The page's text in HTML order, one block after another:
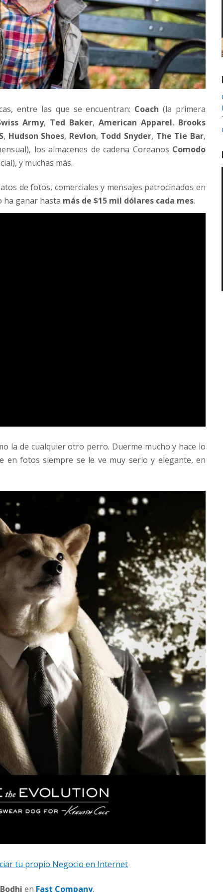
entre las que se encuentran: Coach (la primera
Army, Ted Baker, American Apparel, Brooks
, Hudson Shoes, Revlon, Todd Snyder, The Tie Bar,
los almacenes de cadena Coreanos Comodo
y muchas más.
de fotos, comerciales y mensajes patrocinados en
ha ganar hasta más de $15 mil dólares cada mes.
la de cualquier otro perro. Duerme mucho y hace lo
en fotos siempre se le ve muy serio y elegante, en
tu propio Negocio en Internet
Bodhi en Fast Company.